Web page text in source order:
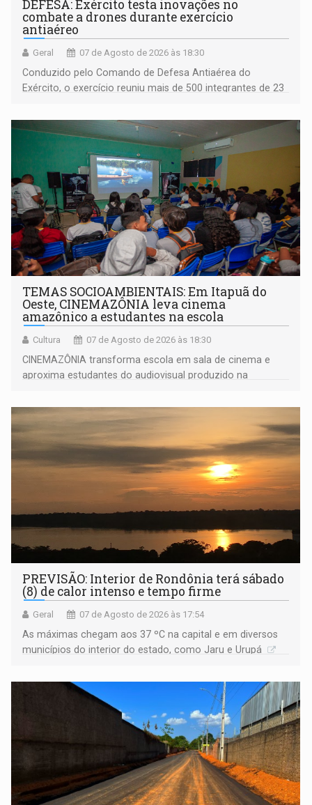
DEFESA: Exército testa inovações no
combate a drones durante exercício
antiaéreo
Geral 07 de Agosto de 2026 às 18:30
Conduzido pelo Comando de Defesa Antiaérea do
Exército, o exercício reuniu mais de 500 integrantes de 23
TEMAS SOCIOAMBIENTAIS: Em Itapuã do
Oeste, CINEMAZÔNIA leva cinema
amazônico a estudantes na escola
Cultura 07 de Agosto de 2026 às 18:30
CINEMAZÔNIA transforma escola em sala de cinema e
aproxima estudantes do audiovisual produzido na
PREVISÃO: Interior de Rondônia terá sábado
(8) de calor intenso e tempo firme
Geral 07 de Agosto de 2026 às 17:54
As máximas chegam aos 37 ºC na capital e em diversos
municípios do interior do estado, como Jaru e Urupá